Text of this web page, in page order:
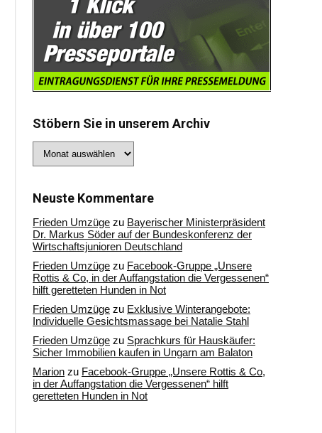
Stöbern Sie in unserem Archiv
Sie
Archiv
Neuste Kommentare
Frieden Umzüge zu Bayerischer Ministerpräsident
Dr. Markus Söder auf der Bundeskonferenz der
Wirtschaftsjunioren Deutschland
Frieden Umzüge zu Facebook-Gruppe „Unsere
Rottis & Co, in der Auffangstation die Vergessenen“
hilft geretteten Hunden in Not
Frieden Umzüge zu Exklusive Winterangebote:
Individuelle Gesichtsmassage bei Natalie Stahl
Frieden Umzüge zu Sprachkurs für Hauskäufer:
Sicher Immobilien kaufen in Ungarn am Balaton
Marion zu Facebook-Gruppe „Unsere Rottis & Co,
in der Auffangstation die Vergessenen“ hilft
geretteten Hunden in Not